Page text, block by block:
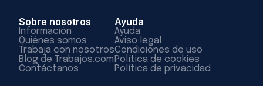
Sobre nosotros
Información
Quiénes somos
Trabaja con nosotros
Blog de Trabajos.com
Contáctanos
Ayuda
Ayuda
Aviso legal
Condiciones de uso
Política de cookies
Política de privacidad